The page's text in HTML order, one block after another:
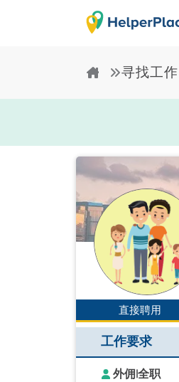
寻找工作
直接聘用
工作要求
外佣|全职